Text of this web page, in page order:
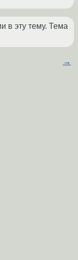
в эту тему. Тема
→